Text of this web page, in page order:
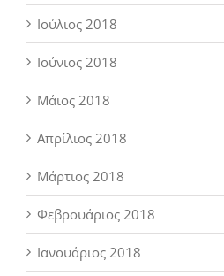
Ιούλιος 2018
Ιούνιος 2018
Μάιος 2018
Απρίλιος 2018
Μάρτιος 2018
Φεβρουάριος 2018
Ιανουάριος 2018